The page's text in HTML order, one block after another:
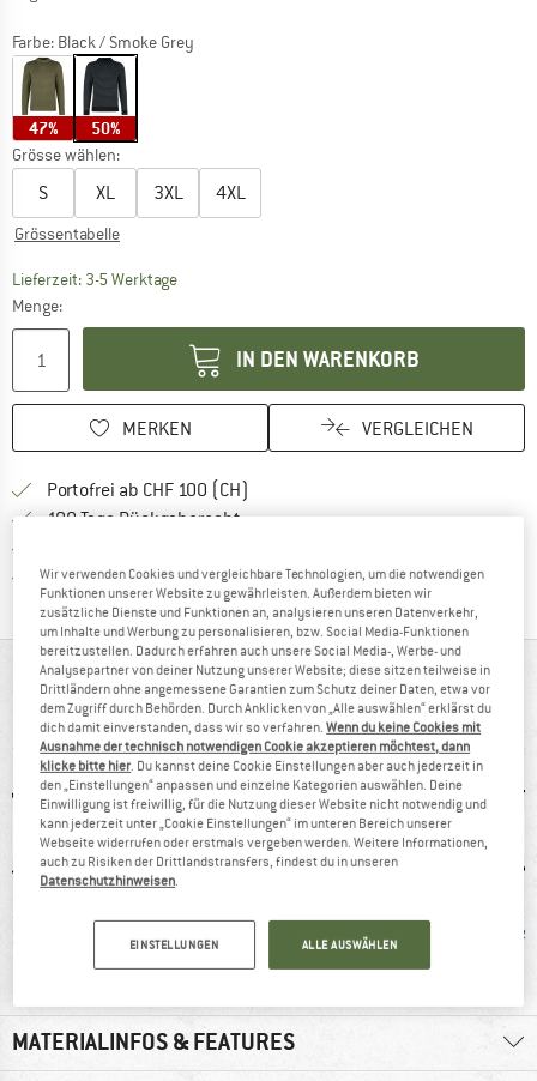
Farbe: Black / Smoke Grey
47% 50%
Grösse wählen:
S XL 3XL 4XL
Grössentabelle
Lieferzeit: 3-5 WerktageDer Link öffnet sich in einer Infobox und
Menge:
IN DEN WARENKORB
MERKEN VERGLEICHEN
Portofrei ab CHF 100 (CH)
100 Tage Rückgaberecht
Trusted Shops KäuferschutzFinde alle Infos hier!
AUF EINEN BLICK
Schicker Merinopullover mit kleinem Stehkragen
guter Schnitt
PFC-/PFAS-frei
MATERIALINFOS & FEATURES
Wir verwenden Cookies und vergleichbare Technologien, um die notwendigen
Funktionen unserer Website zu gewährleisten. Außerdem bieten wir
zusätzliche Dienste und Funktionen an, analysieren unseren Datenverkehr,
um Inhalte und Werbung zu personalisieren, bzw. Social Media-Funktionen
bereitzustellen. Dadurch erfahren auch unsere Social Media-, Werbe- und
Analysepartner von deiner Nutzung unserer Website; diese sitzen teilweise in
Drittländern ohne angemessene Garantien zum Schutz deiner Daten, etwa vor
dem Zugriff durch Behörden. Durch Anklicken von „Alle auswählen“ erklärst du
dich damit einverstanden, dass wir so verfahren.Wenn du keine Cookies mit
Ausnahme der technisch notwendigen Cookie akzeptieren möchtest, dann
klicke bitte hier . Du kannst deine Cookie Einstellungen aber auch jederzeit in
den „Einstellungen“ anpassen und einzelne Kategorien auswählen. Deine
Einwilligung ist freiwillig, für die Nutzung dieser Website nicht notwendig und
kann jederzeit unter „Cookie Einstellungen“ im unteren Bereich unserer
Webseite widerrufen oder erstmals vergeben werden. Weitere Informationen,
auch zu Risiken der Drittlandstransfers, findest du in unseren
Datenschutzhinweisen
EINSTELLUNGEN ALLE AUSWÄHLEN